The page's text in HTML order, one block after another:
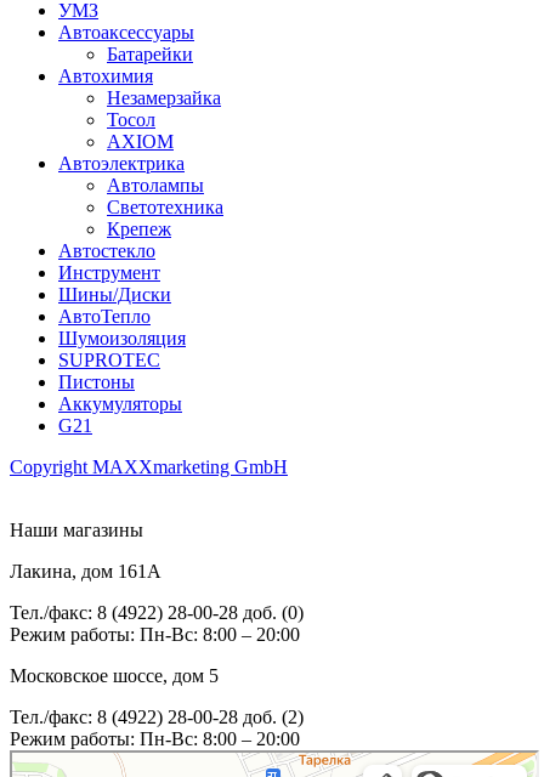
УМЗ
Автоаксессуары
Батарейки
Автохимия
Незамерзайка
Тосол
AXIOM
Автоэлектрика
Автолампы
Светотехника
Крепеж
Автостекло
Инструмент
Шины/Диски
АвтоТепло
Шумоизоляция
SUPROTEC
Пистоны
Аккумуляторы
G21
Copyright MAXXmarketing GmbH
Наши магазины
Лакина, дом 161А
Тел./факс: 8 (4922) 28-00-28 доб. (0)
Режим работы: Пн-Вс: 8:00 – 20:00
Московское шоссе, дом 5
Тел./факс: 8 (4922) 28-00-28 доб. (2)
Режим работы: Пн-Вс: 8:00 – 20:00